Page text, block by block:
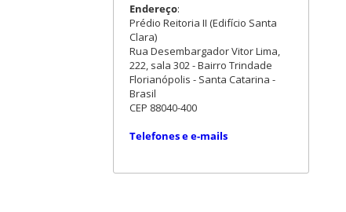
Endereço:
Prédio Reitoria II (Edifício Santa
Clara)
Rua Desembargador Vitor Lima,
222, sala 302 - Bairro Trindade
Florianópolis - Santa Catarina -
Brasil
CEP 88040-400
Telefones e e-mails